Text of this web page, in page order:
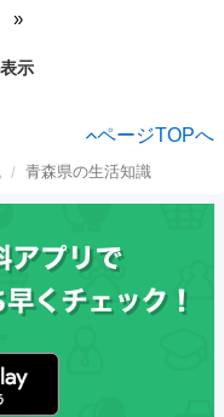
示
ページTOPへ
青森県の生活知識